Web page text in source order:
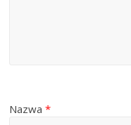
Nazwa*